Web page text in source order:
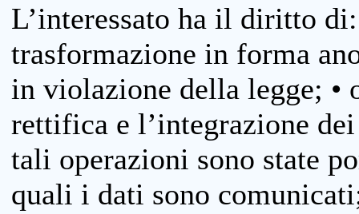
L’interessato ha il diritto
trasformazione in forma
in violazione della legge; •
rettifica e l’integrazione
tali operazioni sono state
quali i dati sono